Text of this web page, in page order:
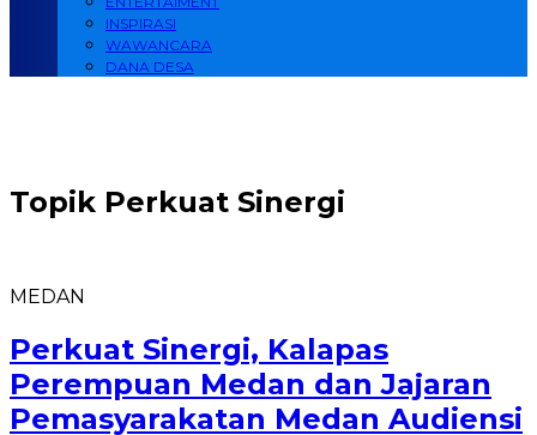
INSPIRASI
WAWANCARA
DANA DESA
Topik Perkuat Sinergi
MEDAN
Perkuat Sinergi, Kalapas
Perempuan Medan dan Jajaran
Pemasyarakatan Medan Audiensi